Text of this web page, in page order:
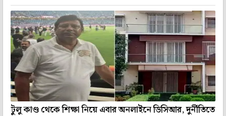
টুলু কাণ্ড থেকে শিক্ষা নিয়ে এবার অনলাইনে ডিসিআর, দুর্নীতিতে